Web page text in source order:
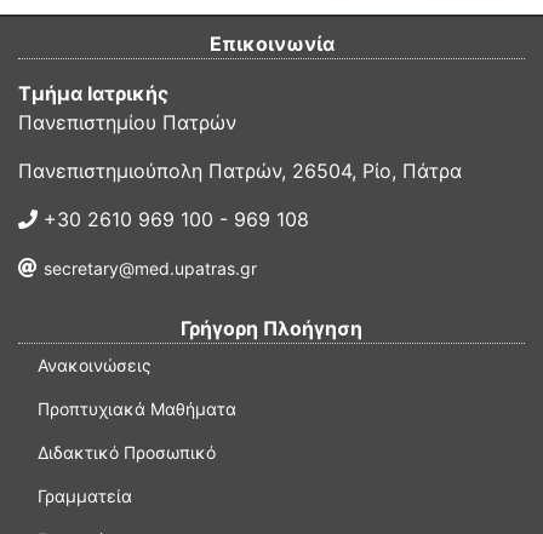
Επικοινωνία
Τμήμα Ιατρικής
Πανεπιστημίου Πατρών
Πανεπιστημιούπολη Πατρών, 26504, Ρίο, Πάτρα
+30 2610 969 100 - 969 108
secretary@med.upatras.gr
Γρήγορη Πλοήγηση
Ανακοινώσεις
Προπτυχιακά Μαθήματα
Διδακτικό Προσωπικό
Γραμματεία